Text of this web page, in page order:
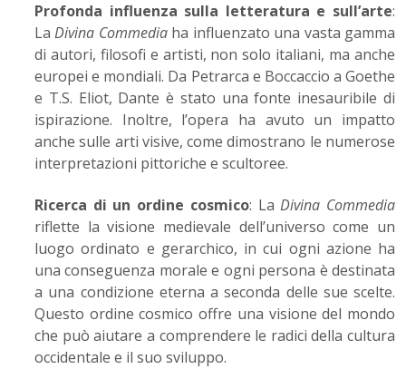
Profonda influenza sulla letteratura e sull’arte:
LaDivina Commediaha influenzato una vasta gamma
di autori, filosofi e artisti, non solo italiani, ma anche
europei e mondiali. Da Petrarca e Boccaccio a Goethe
e T.S. Eliot, Dante è stato una fonte inesauribile di
ispirazione. Inoltre, l’opera ha avuto un impatto
anche sulle arti visive, come dimostrano le numerose
interpretazioni pittoriche e scultoree.
Ricerca di un ordine cosmico: LaDivina Commedia
riflette la visione medievale dell’universo come un
luogo ordinato e gerarchico, in cui ogni azione ha
una conseguenza morale e ogni persona è destinata
a una condizione eterna a seconda delle sue scelte.
Questo ordine cosmico offre una visione del mondo
che può aiutare a comprendere le radici della cultura
occidentale e il suo sviluppo.